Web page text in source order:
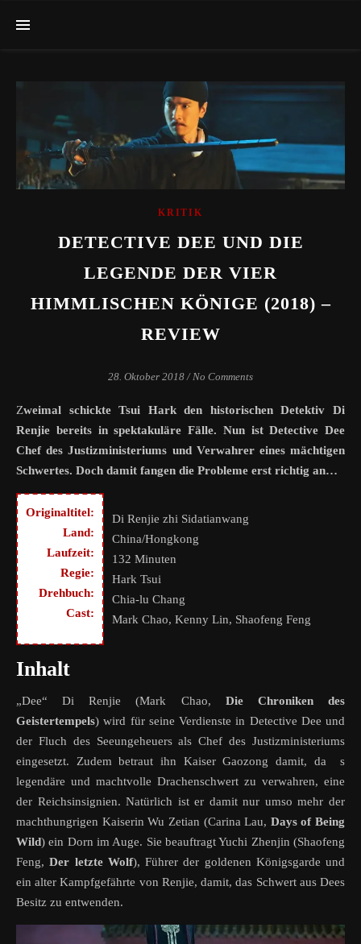
KRITIK
DETECTIVE DEE UND DIE
LEGENDE DER VIER
HIMMLISCHEN KÖNIGE (2018) –
REVIEW
28. Oktober 2018 / No Comments
Zweimal schickte Tsui Hark den historischen Detektiv Di
Renjie bereits in spektakuläre Fälle. Nun ist Detective Dee
Chef des Justizministeriums und Verwahrer eines mächtigen
Schwertes. Doch damit fangen die Probleme erst richtig an…
Originaltitel:
Land:
Laufzeit:
Regie:
Drehbuch:
Cast:
Di Renjie zhi Sidatianwang
China/Hongkong
132 Minuten
Hark Tsui
Chia-lu Chang
Mark Chao, Kenny Lin, Shaofeng Feng
Inhalt
„Dee“ Di Renjie (Mark Chao, Die Chroniken des
Geistertempels) wird für seine Verdienste in Detective Dee und
der Fluch des Seeungeheuers als Chef des Justizministeriums
eingesetzt. Zudem betraut ihn Kaiser Gaozong damit, da s
legendäre und machtvolle Drachenschwert zu verwahren, eine
der Reichsinsignien. Natürlich ist er damit nur umso mehr der
machthungrigen Kaiserin Wu Zetian (Carina Lau, Days of Being
Wild) ein Dorn im Auge. Sie beauftragt Yuchi Zhenjin (Shaofeng
Feng,Der letzte Wolf), Führer der goldenen Königsgarde und
ein alter Kampfgefährte von Renjie, damit, das Schwert aus Dees
Besitz zu entwenden.